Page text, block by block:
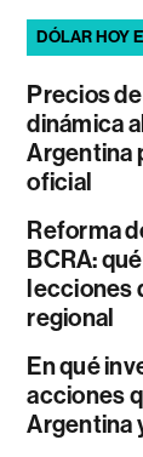
DÓLAR HOY
Precios
dinámica
Argentina
oficial
Reforma
BCRA:
lecciones
regional
En qué
acciones
Argentina